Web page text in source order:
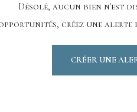
Désolé, aucun bien n'est
créez une
CRÉER UNE